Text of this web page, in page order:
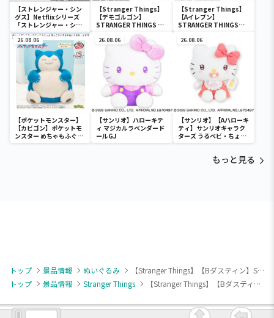
【ストレンジャー・シン
グス】Netflixシリーズ
「ストレンジャー・シン
グス 未知の世界 」 デモゴ
ルゴンゆらゆらソーラー
マスコット
【Stranger Things】
【デモゴルゴン】
STRANGER THINGS M
【Stranger Things】
【Aイレブン】
STRANGER THINGS
26.08.06
【ポケットモンスター】
【カビゴン】ポケットモ
ンスター めちゃもふぐっ
と ほっこりいやされぬい
26.08.06
【サンリオ】ハローキテ
ィ マジカルラベンダード
ールGJ
26.08.06
【サンリオ】【Aハローキ
ティ】サンリオキャラク
ターズ うるベビ・ちょい
デカドール
もっと見る
トップ 景品情報 ぬいぐるみ
【Stranger Things】【Bダスティン】STRANGER THINGS ぬいぐるみ（EX）
トップ
景品情報 Stranger Things 【Stranger Things】【Bダスティン】STRANGER THINGS ぬいぐるみ（EX）